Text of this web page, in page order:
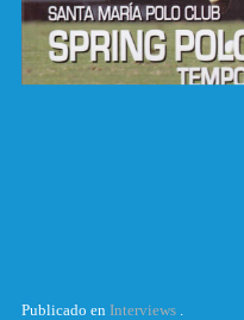
Publicado en Interviews